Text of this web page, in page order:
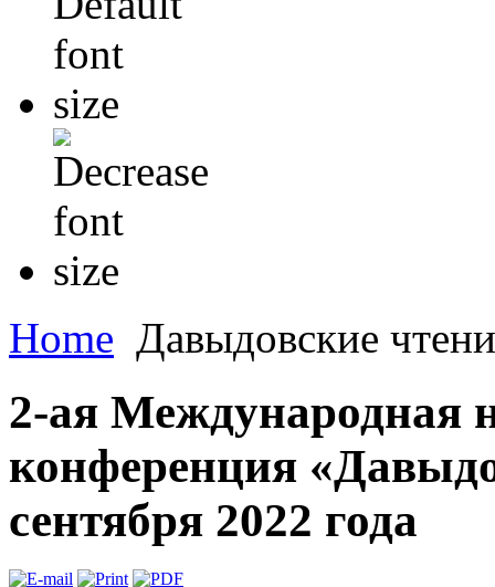
Home Давыдовские
2-ая Международная
конференция
сентября 2022 года